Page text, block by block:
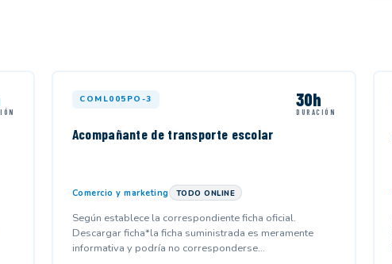
COML005PO-3 30h
DURACIÓN
Acompañante de transporte escolar
Comercio y marketing TODO ONLINE
Según establece la correspondiente ficha oficial.
Descargar ficha*la ficha suministrada es meramente
informativa y podría no corresponderse...